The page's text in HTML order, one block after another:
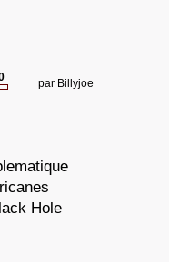
par Billyjoe
Hole